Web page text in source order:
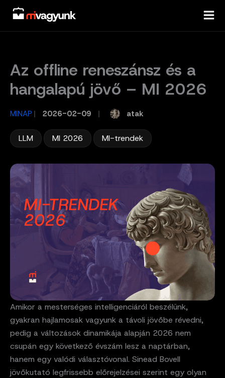
Skip
content
Az offline reneszánsz és a
hangalapú jövő – MI 2026
MINAP / 2026-02-09 atak
LLM MI 2026 MI-trendek
Amikor a mesterséges intelligenciáról beszélünk,
gyakran hajlamosak vagyunk a távoli jövőbe révedni,
pedig a változások dinamikája alapján 2026 nem
csupán egy következő évszám lesz a naptárban,
hanem egy valódi választóvonal. Sinead Bovell
jövőkutató legfrissebb előrejelzései szerint egy olyan